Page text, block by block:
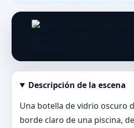
Abrir imagen en tamaño
Descripción de la escena
Una botella de vidrio oscuro
borde claro de una piscina,